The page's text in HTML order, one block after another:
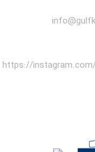
https://